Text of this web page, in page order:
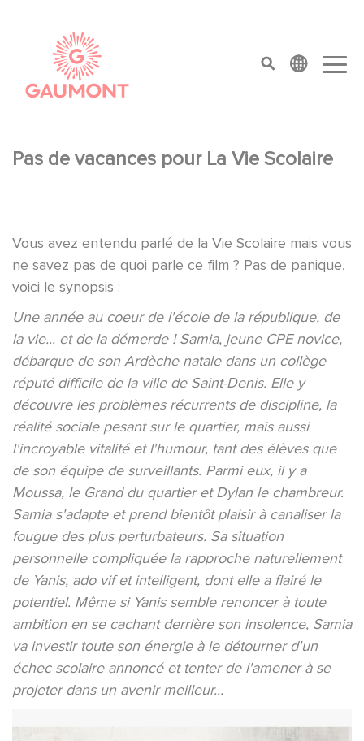
top menu
Pas de vacances pour La Vie Scolaire
Vous avez entendu parlé de la Vie Scolaire mais vous
ne savez pas de quoi parle ce film ? Pas de panique,
voici le synopsis :
Une année au coeur de l'école de la république, de
la vie... et de la démerde ! Samia, jeune CPE novice,
débarque de son Ardèche natale dans un collège
réputé difficile de la ville de Saint-Denis. Elle y
découvre les problèmes récurrents de discipline, la
réalité sociale pesant sur le quartier, mais aussi
l'incroyable vitalité et l'humour, tant des élèves que
de son équipe de surveillants. Parmi eux, il y a
Moussa, le Grand du quartier et Dylan le chambreur.
Samia s'adapte et prend bientôt plaisir à canaliser la
fougue des plus perturbateurs. Sa situation
personnelle compliquée la rapproche naturellement
de Yanis, ado vif et intelligent, dont elle a flairé le
potentiel. Même si Yanis semble renoncer à toute
ambition en se cachant derrière son insolence, Samia
va investir toute son énergie à le détourner d'un
échec scolaire annoncé et tenter de l'amener à se
projeter dans un avenir meilleur...